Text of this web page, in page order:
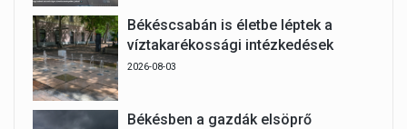
Békéscsabán is életbe léptek a
víztakarékossági intézkedések
2026-08-03
Békésben a gazdák elsöprő